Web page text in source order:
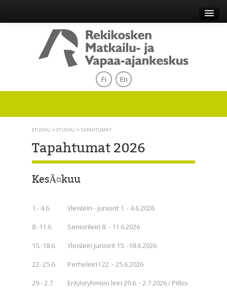
Fi En
ETUSIVU ETUSIVU TAPAHTUMAT
Tapahtumat 2026
KesÃ¤kuu
1.- 4.6. Yleisleiri - juniorit 1. - 4.6.2026
8.-11.6. Seniorileiri 8. - 11.6.2026
15.-18.6. Yleisleiri juniorit 15. -18.6.2026
22.-25.6. Perheleiri I 22. - 25.6.2026
29.- 2.7.
Erityisryhmien leiri 29.6. - 2.7.2026 / Pitkis-